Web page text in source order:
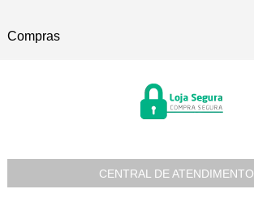
Compras
CENTRAL DE ATENDIMENTO